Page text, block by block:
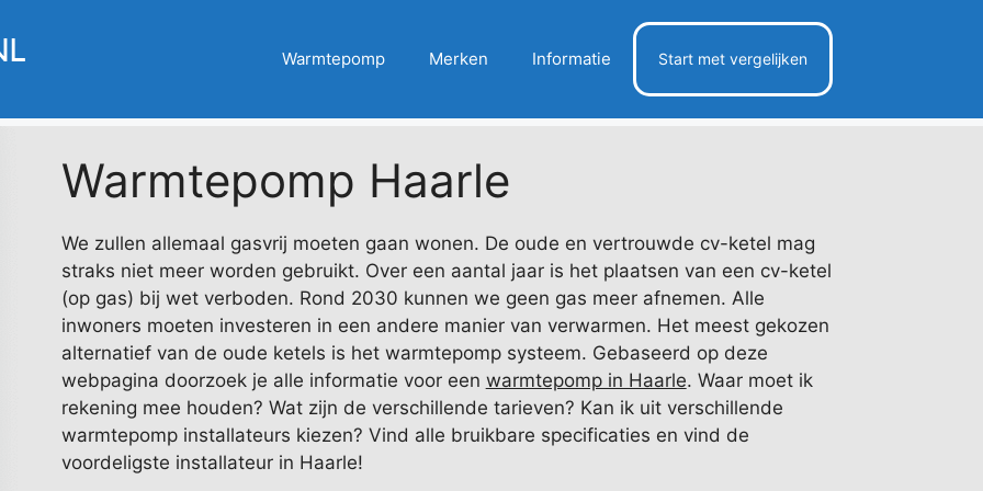
Warmtepomp Merken Informatie Start met vergelijken
Warmtepomp Haarle
We zullen allemaal gasvrij moeten gaan wonen. De oude en vertrouwde cv-ketel mag
straks niet meer worden gebruikt. Over een aantal jaar is het plaatsen van een cv-ketel
(op gas) bij wet verboden. Rond 2030 kunnen we geen gas meer afnemen. Alle
inwoners moeten investeren in een andere manier van verwarmen. Het meest gekozen
alternatief van de oude ketels is het warmtepomp systeem. Gebaseerd op deze
webpagina doorzoek je alle informatie voor een warmtepomp in Haarle. Waar moet ik
rekening mee houden? Wat zijn de verschillende tarieven? Kan ik uit verschillende
warmtepomp installateurs kiezen? Vind alle bruikbare specificaties en vind de
voordeligste installateur in Haarle!